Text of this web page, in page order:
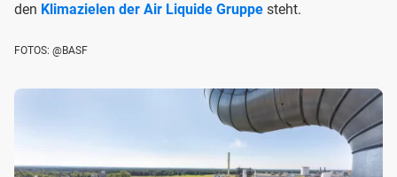
den Klimazielen der Air Liquide Gruppe steht.
FOTOS: @BASF